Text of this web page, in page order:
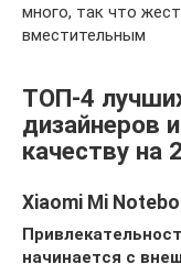
много, так что
вместительным
ТОП-4
дизайнеров
качеству на
Xiaomi Mi
начинается с